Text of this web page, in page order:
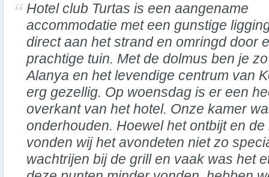
Hotel club Turtas is een aangename
accommodatie met een gunstige
direct aan het strand en omringd door
prachtige tuin. Met de dolmus ben je
Alanya en het levendige centrum van
erg gezellig. Op woensdag is er een
overkant van het hotel. Onze kamer
onderhouden. Hoewel het ontbijt en
vonden wij het avondeten niet zo
wachtrijen bij de grill en vaak was het